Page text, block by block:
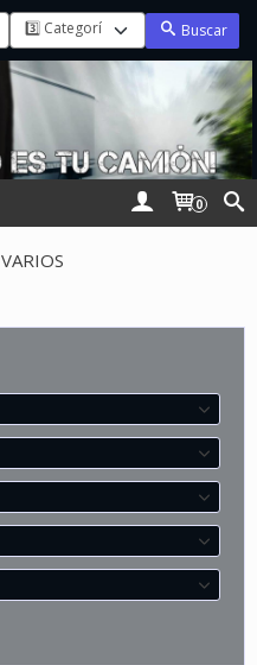
Buscar
0
VARIOS